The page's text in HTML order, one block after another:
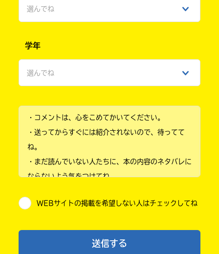
嫌だったね…
ファイトー！
心愛へ
返信遅くなってごめんね！
稀なはずなのに、キミノマチに多くてびっくり
してるw
これからよろしくね〜！
提唱者？！すご〜ここ多いねぇ。
選んでね
ひみつ
学年
選んでね
小学2年
小学4年
小学6年
中学1年
・コメントは、心をこめてかいてください。
・送ってからすぐには紹介されないので、待ってて
ね。
・まだ読んでいない人たちに、本の内容のネタバレに
ならないよう気をつけてね。
が出るので、そこから応募してね。
・かき終えたら、人を傷つけていたり、個人情報をか
WEBサイトの掲載を希望しない人はチェックしてね
送信する